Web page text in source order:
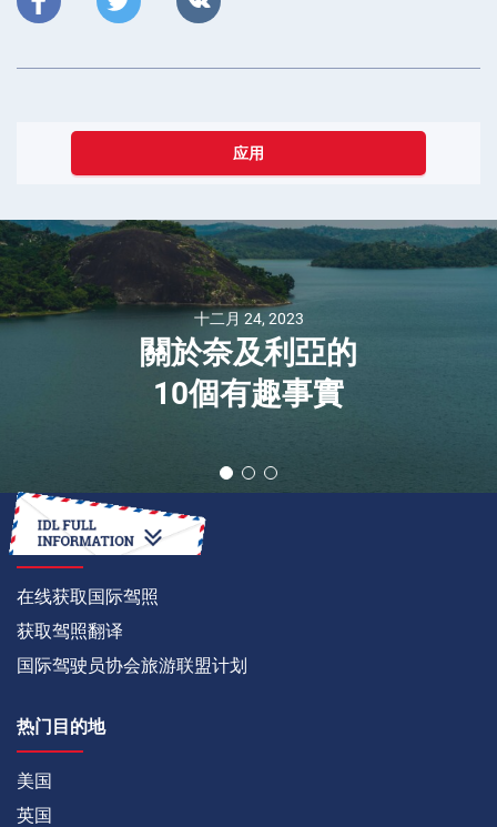
应用
十二月 24, 2023
關於奈及利亞的
10個有趣事實
如何
在线获取国际驾照
获取驾照翻译
国际驾驶员协会旅游联盟计划
热门目的地
美国
英国